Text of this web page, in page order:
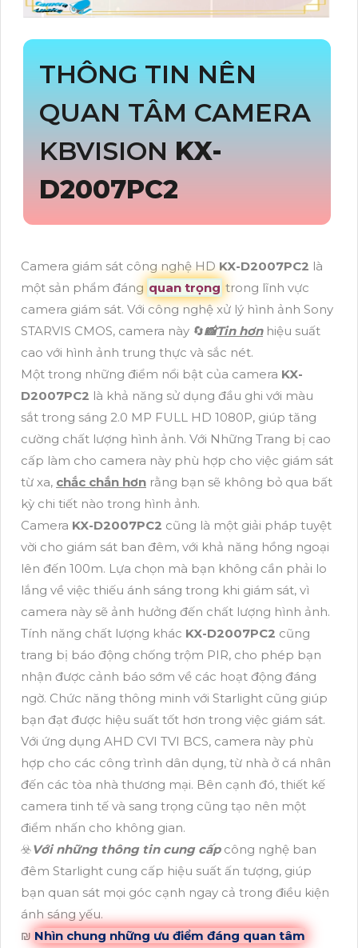
THÔNG TIN NÊN
QUAN TÂM CAMERA
KBVISION KX-
D2007PC2
Camera giám sát công nghệ HD KX-D2007PC2 là
một sản phẩm đáng quan trọng trong lĩnh vực
camera giám sát. Với công nghệ xử lý hình ảnh Sony
STARVIS CMOS, camera này 🔄📸Tin hơn hiệu suất
cao với hình ảnh trung thực và sắc nét.
Một trong những điểm nổi bật của camera KX-
D2007PC2 là khả năng sử dụng đầu ghi với màu
sắt trong sáng 2.0 MP FULL HD 1080P, giúp tăng
cường chất lượng hình ảnh. Với Những Trang bị cao
cấp làm cho camera này phù hợp cho việc giám sát
từ xa, chắc chắn hơn rằng bạn sẽ không bỏ qua bất
kỳ chi tiết nào trong hình ảnh.
Camera KX-D2007PC2 cũng là một giải pháp tuyệt
vời cho giám sát ban đêm, với khả năng hồng ngoại
lên đến 100m. Lựa chọn mà bạn không cần phải lo
lắng về việc thiếu ánh sáng trong khi giám sát, vì
camera này sẽ ảnh hưởng đến chất lượng hình ảnh.
Tính năng chất lượng khác KX-D2007PC2 cũng
trang bị báo động chống trộm PIR, cho phép bạn
nhận được cảnh báo sớm về các hoạt động đáng
ngờ. Chức năng thông minh với Starlight cũng giúp
bạn đạt được hiệu suất tốt hơn trong việc giám sát.
Với ứng dụng AHD CVI TVI BCS, camera này phù
hợp cho các công trình dân dụng, từ nhà ở cá nhân
đến các tòa nhà thương mại. Bên cạnh đó, thiết kế
camera tinh tế và sang trọng cũng tạo nên một
điểm nhấn cho không gian.
☣️Với những thông tin cung cấpcông nghệ ban
đêm Starlight cung cấp hiệu suất ấn tượng, giúp
bạn quan sát mọi góc cạnh ngay cả trong điều kiện
ánh sáng yếu.
₪ Nhìn chung những ưu điểm đáng quan tâm